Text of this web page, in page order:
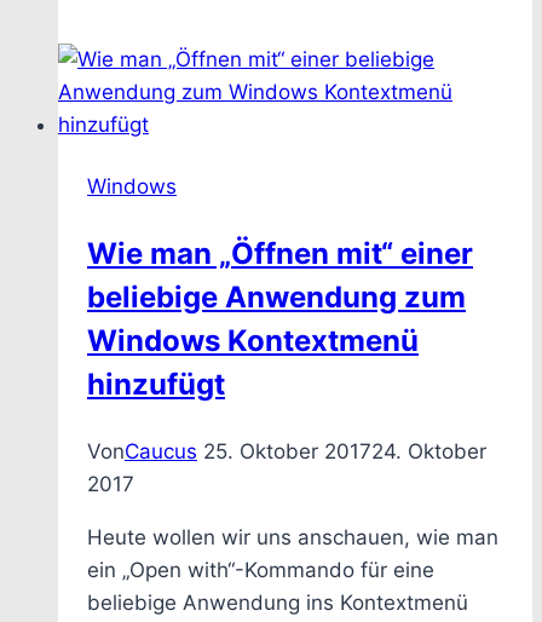
Windows
Wie man „Öffnen mit“ einer
beliebige Anwendung zum
Windows Kontextmenü
hinzufügt
VonCaucus 25. Oktober 201724. Oktober
2017
Heute wollen wir uns anschauen, wie man
ein „Open with“-Kommando für eine
beliebige Anwendung ins Kontextmenü